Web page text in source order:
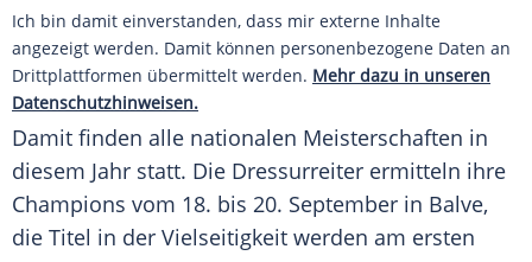
Ich bin damit einverstanden, dass mir externe Inhalte
angezeigt werden. Damit können personenbezogene Daten an
Drittplattformen übermittelt werden. Mehr dazu in unseren
Datenschutzhinweisen.
Damit finden alle nationalen Meisterschaften in
diesem Jahr statt. Die Dressurreiter ermitteln ihre
Champions vom 18. bis 20. September in Balve,
die Titel in der Vielseitigkeit werden am ersten